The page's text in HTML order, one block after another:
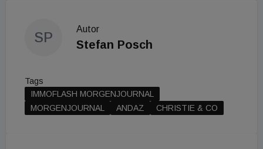
SP
Autor
Stefan Posch
Tags
IMMOFLASH MORGENJOURNAL
MORGENJOURNAL
ANDAZ CHRISTIE & CO